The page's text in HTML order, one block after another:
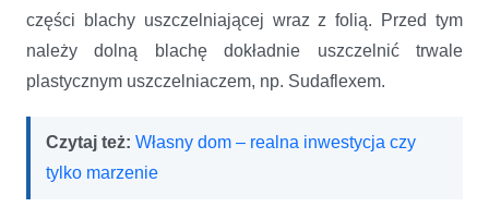
części blachy uszczelniającej wraz z folią. Przed tym
należy dolną blachę dokładnie uszczelnić trwale
plastycznym uszczelniaczem, np. Sudaflexem.
Czytaj też: Własny dom – realna inwestycja czy
tylko marzenie